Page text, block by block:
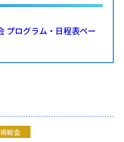
プログラム・日程表ペー
総会